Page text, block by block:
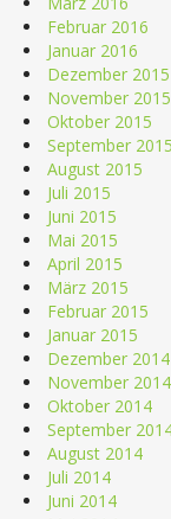
Februar 2016
Januar 2016
Dezember 2015
November 2015
Oktober 2015
September 2015
August 2015
Juli 2015
Juni 2015
Mai 2015
April 2015
März 2015
Februar 2015
Januar 2015
Dezember 2014
November 2014
Oktober 2014
September
August 2014
Juli 2014
Juni 2014